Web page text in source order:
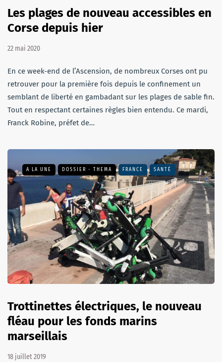
Les plages de nouveau accessibles en
Corse depuis hier
22 mai 2020
En ce week-end de l’Ascension, de nombreux Corses ont pu
retrouver pour la première fois depuis le confinement un
semblant de liberté en gambadant sur les plages de sable fin.
Tout en respectant certaines règles bien entendu. Ce mardi,
Franck Robine, préfet de…
A LA UNE DOSSIER - THEMA FRANCE SANTÉ
Trottinettes électriques, le nouveau
fléau pour les fonds marins
marseillais
18 juillet 2019